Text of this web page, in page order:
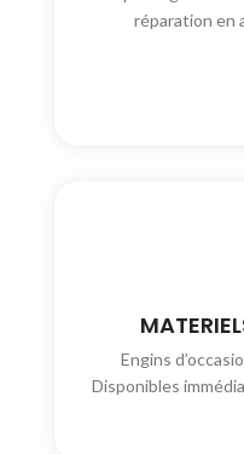
réparation en
Engins
Disponibles